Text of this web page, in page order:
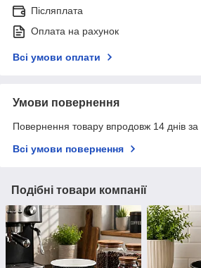
Післяплата
Оплата на рахунок
Всі умови оплати
Умови повернення
Повернення товару впродовж 14 днів за
Всі умови повернення
Подібні товари компанії